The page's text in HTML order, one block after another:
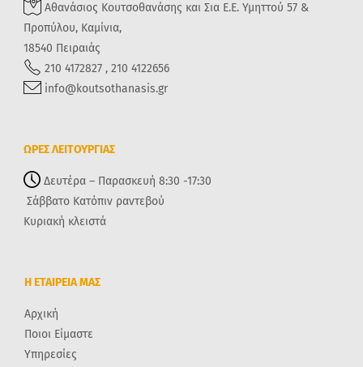
Αθανάσιος Κουτσοθανάσης και Σια Ε.Ε. Υμηττού 57 &
Προπύλου, Καμίνια,
18540 Πειραιάς
210 4172827 , 210 4122656
info@koutsothanasis.gr
ΩΡΕΣ ΛΕΙΤΟΥΡΓΙΑΣ
Δευτέρα – Παρασκευή 8:30 -17:30
Σάββατο Κατόπιν ραντεβού
Κυριακή κλειστά
Η ΕΤΑΙΡΕΙΑ ΜΑΣ
Αρχική
Ποιοι Είμαστε
Υπηρεσίες